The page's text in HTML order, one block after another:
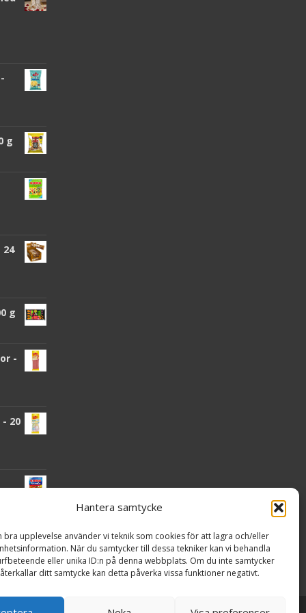
Hantera samtycke
bra upplevelse använder vi teknik som cookies för att lagra och/eller
När du samtycker till dessa tekniker kan vi behandla
eller unika ID:n på denna webbplats. Om du inte samtycker
ditt samtycke kan detta påverka vissa funktioner negativt.
g
24
g
-
20